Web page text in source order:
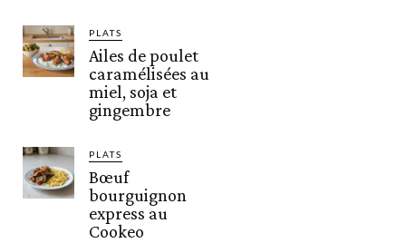
PLATS
Ailes de poulet
caramélisées au
miel, soja et
gingembre
PLATS
Bœuf
bourguignon
express au
Cookeo